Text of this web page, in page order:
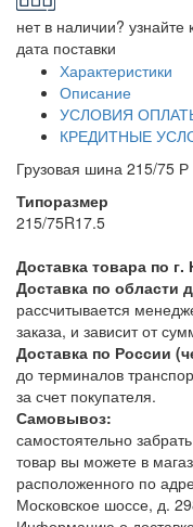
нет в наличии? узнайте
дата поставки
Характеристики
Описание
УСЛОВИЯ
КРЕДИТНЫЕ
Грузовая шина 215/75
Типоразмер
215/75R17.5
Доставка товара по
Доставка по области
рассчитывается
заказа, и зависит от
Доставка по России
до терминалов
за счет покупателя.
Самовывоз:
самостоятельно
товар вы можете в
расположенного по
Московское шоссе, д.